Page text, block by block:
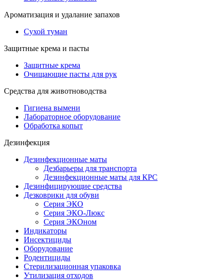
Ароматизация и удалание запахов
Сухой туман
Защитные крема и пасты
Защитные крема
Очищающие пасты для рук
Средства для животноводства
Гигиена вымени
Лабораторное оборудование
Обработка копыт
Дезинфекция
Дезинфекционные маты
Дезбарьеры для транспорта
Дезинфекционные маты для КРС
Дезинфицирующие средства
Дезковрики для обуви
Серия ЭКО
Серия ЭКО-Люкс
Серия ЭКОном
Индикаторы
Инсектициды
Оборудование
Родентициды
Стерилизационная упаковка
Утилизация отходов